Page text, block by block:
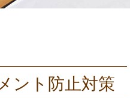
ント防止対策